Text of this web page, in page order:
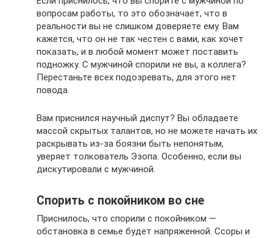
вопросам работы, то это обозначает, что в
реальности вы не слишком доверяете ему. Вам
кажется, что он не так честен с вами, как хочет
показать, и в любой момент может поставить
подножку. С мужчиной спорили не вы, а коллега?
Перестаньте всех подозревать, для этого нет
повода.
Вам приснился научный диспут? Вы обладаете
массой скрытых талантов, но не можете начать их
раскрывать из-за боязни быть непонятым,
уверяет толкователь Эзопа. Особенно, если вы
дискутировали с мужчиной.
Спорить с покойником во сне
Приснилось, что спорили с покойником —
обстановка в семье будет напряженной. Ссоры и